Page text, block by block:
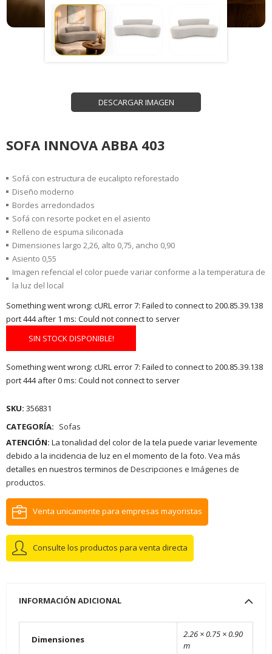
DESCARGAR IMAGEN
SOFA INNOVA ABBA 403
Sofá con estructura de eucalipto reforestado
Diseño moderno
Bordes arredondados
Sofá con resorte pocket en el asiento
Relleno de espuma siliconada
Dimensiones largo 2,26, alto 0,75, ancho 0,90
Asiento 0,55
Imagen refencial el color puede variar conforme a la temperatura de
la luz del local
Something went wrong: cURL error 7: Failed to connect to 200.85.39.138
port 444 after 1 ms: Could not connect to server
SIN STOCK DISPONIBLE!
Something went wrong: cURL error 7: Failed to connect to 200.85.39.138
port 444 after 0 ms: Could not connect to server
SKU: 356831
CATEGORÍA: Sofas
ATENCIÓN: La tonalidad del color de la tela puede variar levemente
debido a la incidencia de luz en el momento de la foto. Vea más
detalles en nuestros terminos de Descripciones e Imágenes de
productos.
Venta unicamente para empresas mayoristas
Consulte los productos para venta directa
INFORMACIÓN ADICIONAL
Dimensiones
2.26 × 0.75 × 0.90
m